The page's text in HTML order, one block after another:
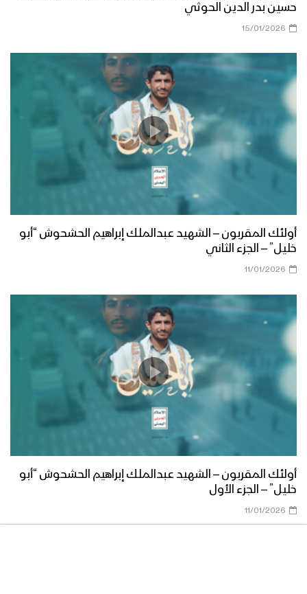
حسين بدر الدين الحوثي
15/01/2026
أولئك المقربون – الشهيد عبدالملك إبراهيم الحشحوش “أبو
خليل” – الجزء الثاني
11/01/2026
أولئك المقربون – الشهيد عبدالملك إبراهيم الحشحوش “أبو
خليل” – الجزء الأول
11/01/2026